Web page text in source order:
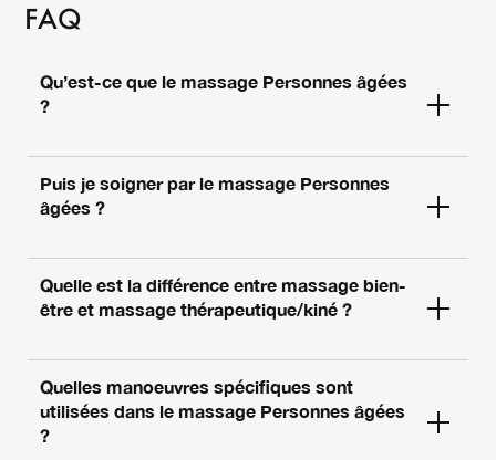
FAQ
Qu’est-ce que le massage Personnes âgées
?
Puis je soigner par le massage Personnes
âgées ?
Quelle est la différence entre massage bien-
être et massage thérapeutique/kiné ?
Quelles manoeuvres spécifiques sont
utilisées dans le massage Personnes âgées
?